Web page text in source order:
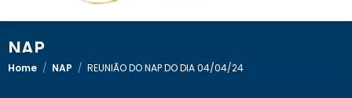
NAP
Home / NAP / REUNIÃO DO NAP DO DIA 04/04/24